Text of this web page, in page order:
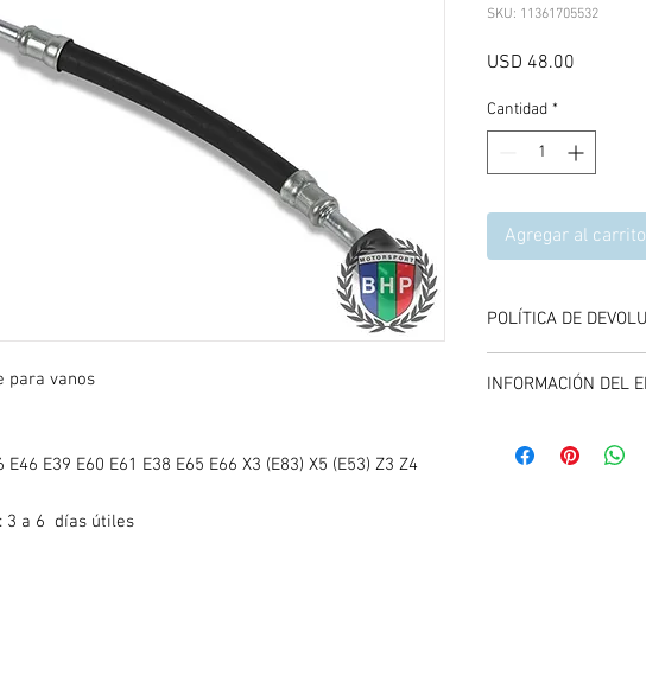
para vanos
E39 E60 E61 E38 E65 E66 X3 (E83) X5 (E53) Z3 Z4
3 a 6 días útiles
SKU: 11361705532
USD 48.00
Cantidad *
Agregar al carrito
POLÍTICA DE
compra del producto,
INFORMACIÓN DEL
carrito de compras,